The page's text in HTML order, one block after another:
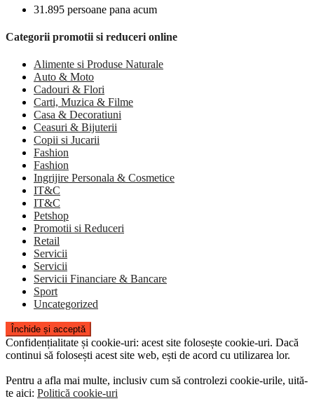
31.895 persoane pana acum
Categorii promotii si reduceri online
Alimente si Produse Naturale
Auto & Moto
Cadouri & Flori
Carti, Muzica & Filme
Casa & Decoratiuni
Ceasuri & Bijuterii
Copii si Jucarii
Fashion
Fashion
Ingrijire Personala & Cosmetice
IT&C
IT&C
Petshop
Promotii si Reduceri
Retail
Servicii
Servicii
Servicii Financiare & Bancare
Sport
Uncategorized
Confidențialitate și cookie-uri: acest site folosește cookie-uri. Dacă
continui să folosești acest site web, ești de acord cu utilizarea lor.
Pentru a afla mai multe, inclusiv cum să controlezi cookie-urile, uită-
te aici: Politică cookie-uri